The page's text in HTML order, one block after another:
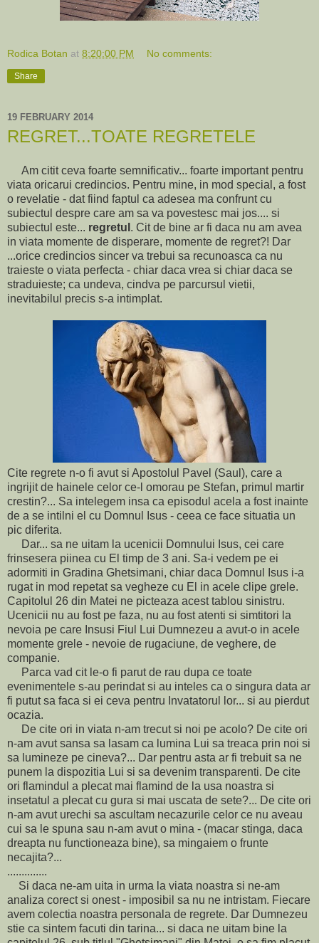
Rodica Botan at 8:20:00 PM No comments:
Share
19 FEBRUARY 2014
REGRET...TOATE REGRETELE
Am citit ceva foarte semnificativ... foarte important pentru
viata oricarui credincios. Pentru mine, in mod special, a fost
o revelatie - dat fiind faptul ca adesea ma confrunt cu
subiectul despre care am sa va povestesc mai jos.... si
subiectul este... regretul . Cit de bine ar fi daca nu am avea
in viata momente de disperare, momente de regret?! Dar
...orice credincios sincer va trebui sa recunoasca ca nu
traieste o viata perfecta - chiar daca vrea si chiar daca se
straduieste; ca undeva, cindva pe parcursul vietii,
inevitabilul precis s-a intimplat.
Cite regrete n-o fi avut si Apostolul Pavel (Saul), care a
ingrijit de hainele celor ce-l omorau pe Stefan, primul martir
crestin?... Sa intelegem insa ca episodul acela a fost inainte
de a se intilni el cu Domnul Isus - ceea ce face situatia un
pic diferita.
Dar... sa ne uitam la ucenicii Domnului Isus, cei care
frinsesera piinea cu El timp de 3 ani. Sa-i vedem pe ei
adormiti in Gradina Ghetsimani, chiar daca Domnul Isus i-a
rugat in mod repetat sa vegheze cu El in acele clipe grele.
Capitolul 26 din Matei ne picteaza acest tablou sinistru.
Ucenicii nu au fost pe faza, nu au fost atenti si simtitori la
nevoia pe care Insusi Fiul Lui Dumnezeu a avut-o in acele
momente grele - nevoie de rugaciune, de veghere, de
companie.
Parca vad cit le-o fi parut de rau dupa ce toate
evenimentele s-au perindat si au inteles ca o singura data ar
fi putut sa faca si ei ceva pentru Invatatorul lor... si au pierdut
ocazia.
De cite ori in viata n-am trecut si noi pe acolo? De cite ori
n-am avut sansa sa lasam ca lumina Lui sa treaca prin noi si
sa lumineze pe cineva?... Dar pentru asta ar fi trebuit sa ne
punem la dispozitia Lui si sa devenim transparenti. De cite
ori flamindul a plecat mai flamind de la usa noastra si
insetatul a plecat cu gura si mai uscata de sete?... De cite ori
n-am avut urechi sa ascultam necazurile celor ce nu aveau
cui sa le spuna sau n-am avut o mina - (macar stinga, daca
dreapta nu functioneaza bine), sa mingaiem o frunte
necajita?...
..............
Si daca ne-am uita in urma la viata noastra si ne-am
analiza corect si onest - imposibil sa nu ne intristam. Fiecare
avem colectia noastra personala de regrete. Dar Dumnezeu
stie ca sintem facuti din tarina... si daca ne uitam bine la